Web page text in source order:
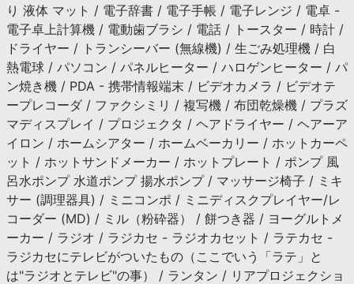
り 液体 マット / 電子辞書 / 電子手帳 / 電子レンジ / 電卓 -
電子卓上計算機 / 電動歯ブラシ / 電話 / トースター / 時計 /
ドライヤー / トランシーバー (無線機) / 生ごみ処理機 / 白
熱電球 / パソコン / パネルヒーター / ハロゲンヒーター / パ
ン焼き機 / PDA - 携帯情報端末 / ビデオカメラ / ビデオテ
ープレコーダ / ファクシミリ / 複写機 / 布団乾燥機 / プラズ
マディスプレイ / プロジェクタ / ヘアドライヤー / ヘアーア
イロン / ホームシアター / ホームベーカリー / ホットカーペ
ット / ホットサンドメーカー / ホットプレート / ポンプ 風
呂水ポンプ 水道ポンプ 揚水ポンプ / マッサージ椅子 / ミキ
サー (調理器具) / ミニコンポ / ミニディスクプレイヤー/レ
コーダー (MD) / ミル（粉砕器） / 餅つき器 / ヨーグルトメ
ーカー / ラジオ / ラジカセ - ラジオカセット / ラテカセ -
ラジカセにテレビがついたもの（ここでいう「ラテ」と
は"ラジオとテレビ"の事） / ランタン / リアプロジェクショ